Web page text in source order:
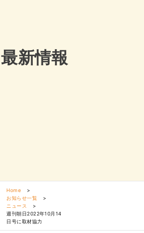
最新情報
Home
>
お知らせ一覧
>
ニュース
>
週刊朝日2022年10月14
日号に取材協力